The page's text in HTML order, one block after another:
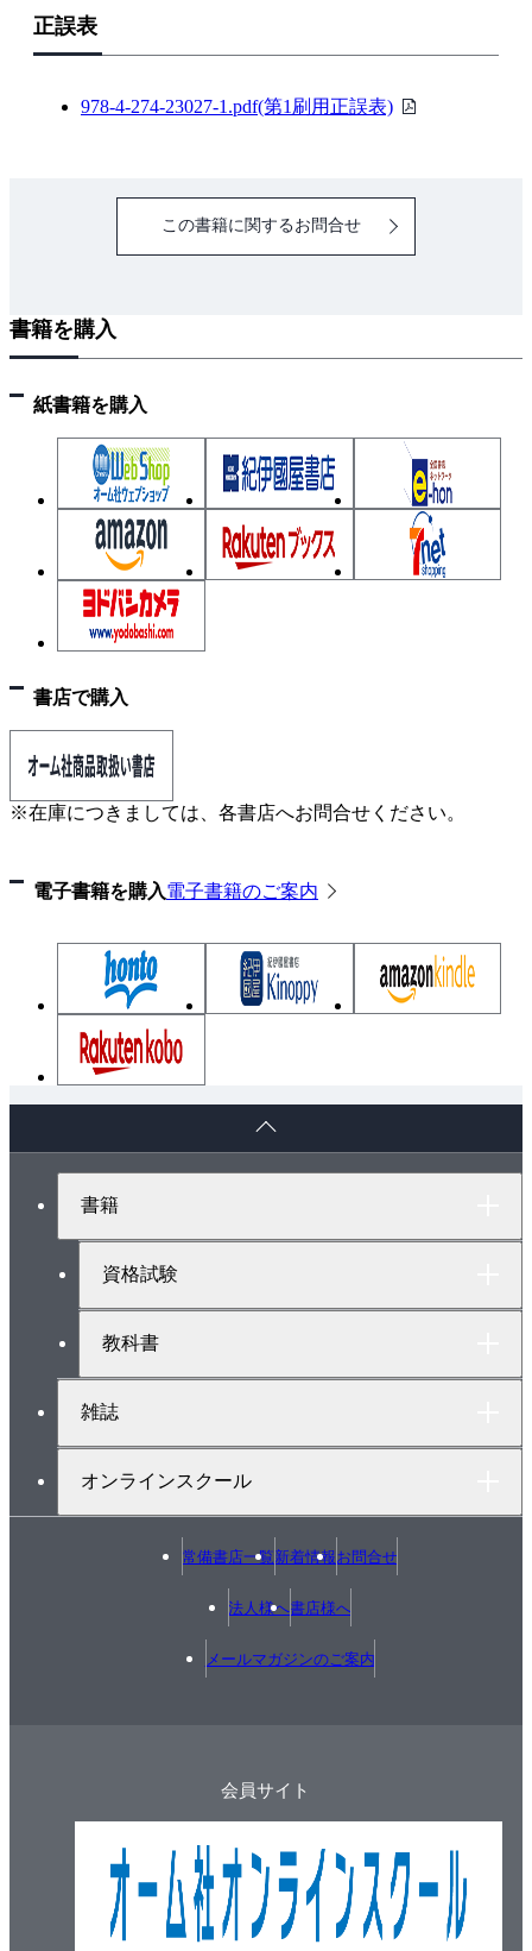
正誤表
978-4-274-23027-1.pdf(第1刷用正誤表)
PDF
この書籍に関するお問合せ
書籍を購入
紙書籍を購入
書店で購入
※在庫につきましては、各書店へお問合せください。
電子書籍を購入電子書籍のご案内
書籍
資格試験
教科書
雑誌
オンラインスクール
常備書店一覧新着情報お問合せ
法人様へ書店様へ
メールマガジンのご案内
会員サイト